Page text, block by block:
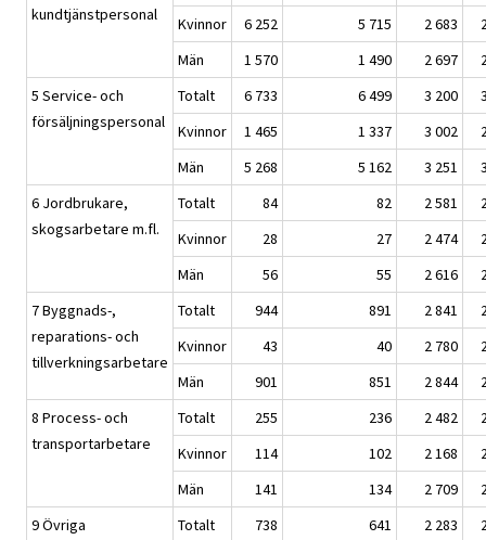
kundtjänstpersonal
Kvinnor
6 252 5 715 2 683
Män
1 570 1 490 2 697
5 Service- och
försäljningspersonal
Totalt 6 733 6 499 3 200
Kvinnor
1 465 1 337 3 002
Män
5 268 5 162 3 251
6 Jordbrukare,
skogsarbetare m.fl.
Totalt 84 82 2 581
Kvinnor
28 27 2 474
Män
56 55 2 616
7 Byggnads-,
reparations- och
tillverkningsarbetare
Totalt 944 891 2 841
Kvinnor
43 40 2 780
Män
901 851 2 844
8 Process- och
transportarbetare
Totalt 255 236 2 482
Kvinnor
114 102 2 168
Män
141 134 2 709
9 Övriga
Totalt 738 641 2 283